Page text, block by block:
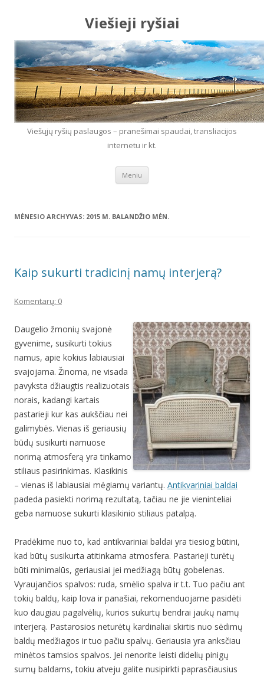
Viešieji ryšiai
Viešųjų ryšių paslaugos – pranešimai spaudai, transliacijos
internetu ir kt.
Meniu
MĖNESIO ARCHYVAS: 2015 M. BALANDŽIO MĖN.
Kaip sukurti tradicinį namų interjerą?
Komentarų: 0
Daugelio žmonių svajonė
gyvenime, susikurti tokius
namus, apie kokius labiausiai
svajojama. Žinoma, ne visada
pavyksta džiaugtis realizuotais
norais, kadangi kartais
pastarieji kur kas aukščiau nei
galimybės. Vienas iš geriausių
būdų susikurti namuose
norimą atmosferą yra tinkamo
stiliaus pasirinkimas. Klasikinis
– vienas iš labiausiai mėgiamų variantų. Antikvariniai baldai
padeda pasiekti norimą rezultatą, tačiau ne jie vieninteliai
geba namuose sukurti klasikinio stiliaus patalpą.
Pradėkime nuo to, kad antikvariniai baldai yra tiesiog būtini,
kad būtų susikurta atitinkama atmosfera. Pastarieji turėtų
būti minimalūs, geriausiai jei medžiagą būtų gobelenas.
Vyraujančios spalvos: ruda, smėlio spalva ir t.t. Tuo pačiu ant
tokių baldų, kaip lova ir panašiai, rekomenduojame pasidėti
kuo daugiau pagalvėlių, kurios sukurtų bendrai jaukų namų
interjerą. Pastarosios neturėtų kardinaliai skirtis nuo sėdimų
baldų medžiagos ir tuo pačiu spalvų. Geriausia yra anksčiau
minėtos tamsios spalvos. Jei nenorite leisti didelių pinigų
sumų baldams, tokiu atveju galite nusipirkti paprasčiausius